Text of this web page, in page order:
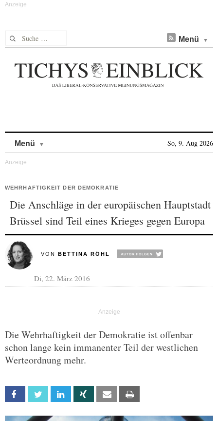
Suche nach: Menü
Menü So, 9. Aug 2026
WEHRHAFTIGKEIT DER DEMOKRATIE
Die Anschläge in der europäischen Hauptstadt
Brüssel sind Teil eines Krieges gegen Europa
VON BETTINA RÖHL
Di, 22. März 2016
Die Wehrhaftigkeit der Demokratie ist offenbar
schon lange kein immanenter Teil der westlichen
Werteordnung mehr.
Facebook Twitter Linkedin Xing Email